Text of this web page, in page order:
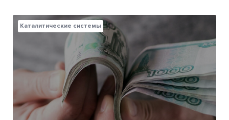
Каталитические системы